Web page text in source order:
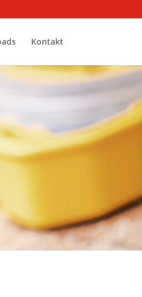
Kontakt